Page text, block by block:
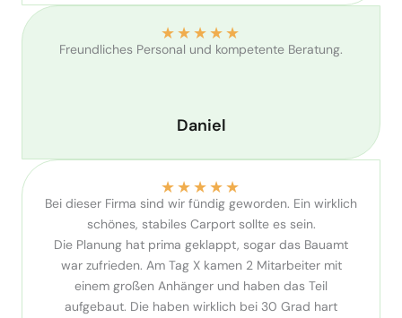
★★★★★
Freundliches Personal und kompetente Beratung.
Daniel
★★★★★
Bei dieser Firma sind wir fündig geworden. Ein wirklich
schönes, stabiles Carport sollte es sein.
Die Planung hat prima geklappt, sogar das Bauamt
war zufrieden. Am Tag X kamen 2 Mitarbeiter mit
einem großen Anhänger und haben das Teil
aufgebaut. Die haben wirklich bei 30 Grad hart